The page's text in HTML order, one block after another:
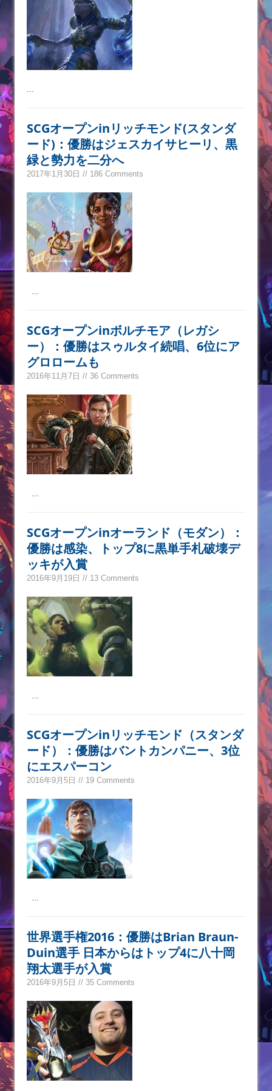
SCGオープンinリッチモンド(スタンダ
ード)：優勝はジェスカイサヒーリ、黒
緑と勢力を二分へ
2017年1月30日 // 186 Comments
SCGオープンinボルチモア（レガシ
ー）：優勝はスゥルタイ続唱、6位にア
グロロームも
2016年11月7日 // 36 Comments
SCGオープンinオーランド（モダン）：
優勝は感染、トップ8に黒単手札破壊デ
ッキが入賞
2016年9月19日 // 13 Comments
SCGオープンinリッチモンド（スタンダ
ード）：優勝はバントカンパニー、3位
にエスパーコン
2016年9月5日 // 19 Comments
世界選手権2016：優勝はBrian Braun-
Duin選手 日本からはトップ4に八十岡
翔太選手が入賞
2016年9月5日 // 35 Comments